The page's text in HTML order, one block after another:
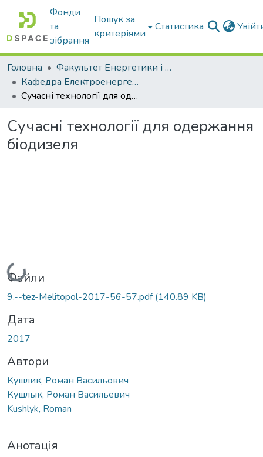
Фонди
та
зібрання
Пошук за
критеріями
Статистика
Головна
Факультет Енергетики і комп'ютерних технологій
Кафедра Електроенергетики і електротехнологій
Сучасні технології для одержання біодизеля
Сучасні технології для одержання
біодизеля
Вантажиться...
Файли
9.--tez-Melitopol-2017-56-57.pdf(140.89 KB)
Дата
2017
Автори
Кушлик, Роман Васильович
Кушлык, Роман Васильевич
Kushlyk, Roman
Анотація